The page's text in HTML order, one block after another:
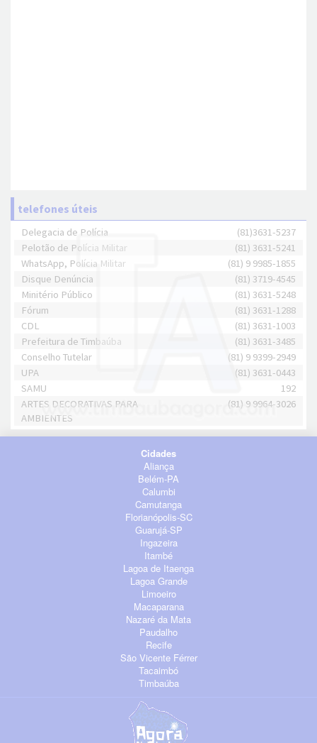
telefones úteis
Delegacia de Polícia
(81)3631-5237
Pelotão de Polícia Militar
(81) 3631-5241
WhatsApp, Polícia Militar
(81) 9 9985-1855
Disque Denúncia
(81) 3719-4545
Minitério Público
(81) 3631-5248
Fórum
(81) 3631-1288
CDL
(81) 3631-1003
Prefeitura de Timbaúba
(81) 3631-3485
Conselho Tutelar
(81) 9 9399-2949
UPA
(81) 3631-0443
SAMU
192
ARTES DECORATIVAS PARA
AMBIENTES
(81) 9 9964-3026
Cidades
Aliança
Belém-PA
Calumbi
Camutanga
Florianópolis-SC
Guarujá-SP
Ingazeira
Itambé
Lagoa de Itaenga
Lagoa Grande
Limoeiro
Macaparana
Nazaré da Mata
Paudalho
Recife
São Vicente Férrer
Tacaimbó
Timbaúba